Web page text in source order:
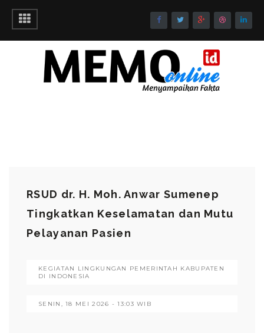
RSUD dr. H. Moh. Anwar Sumenep
Tingkatkan Keselamatan dan Mutu
Pelayanan Pasien
KEGIATAN LINGKUNGAN PEMERINTAH KABUPATEN
DI INDONESIA
SENIN, 18 MEI 2026 - 13:03 WIB